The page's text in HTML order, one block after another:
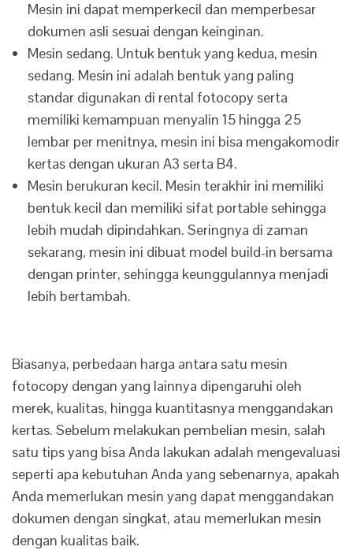
Mesin ini dapat memperkecil dan memperbesar
dokumen asli sesuai dengan keinginan.
Mesin sedang. Untuk bentuk yang kedua, mesin
sedang. Mesin ini adalah bentuk yang paling
standar digunakan di rental fotocopy serta
memiliki kemampuan menyalin 15 hingga 25
lembar per menitnya, mesin ini bisa mengakomodir
kertas dengan ukuran A3 serta B4.
Mesin berukuran kecil. Mesin terakhir ini memiliki
bentuk kecil dan memiliki sifat portable sehingga
lebih mudah dipindahkan. Seringnya di zaman
sekarang, mesin ini dibuat model build-in bersama
dengan printer, sehingga keunggulannya menjadi
lebih bertambah.
Biasanya, perbedaan harga antara satu mesin
fotocopy dengan yang lainnya dipengaruhi oleh
merek, kualitas, hingga kuantitasnya menggandakan
kertas. Sebelum melakukan pembelian mesin, salah
satu tips yang bisa Anda lakukan adalah mengevaluasi
seperti apa kebutuhan Anda yang sebenarnya, apakah
Anda memerlukan mesin yang dapat menggandakan
dokumen dengan singkat, atau memerlukan mesin
dengan kualitas baik.